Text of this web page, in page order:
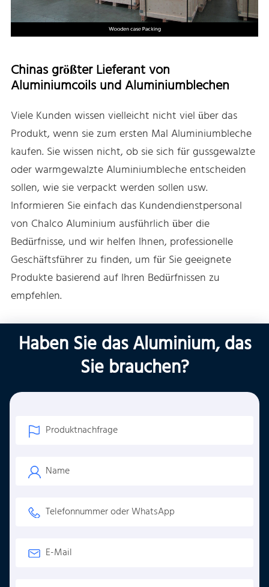
Chinas größter Lieferant von
Aluminiumcoils und Aluminiumblechen
Viele Kunden wissen vielleicht nicht viel über das
Produkt, wenn sie zum ersten Mal Aluminiumbleche
kaufen. Sie wissen nicht, ob sie sich für gussgewalzte
oder warmgewalzte Aluminiumbleche entscheiden
sollen, wie sie verpackt werden sollen usw.
Informieren Sie einfach das Kundendienstpersonal
von Chalco Aluminium ausführlich über die
Bedürfnisse, und wir helfen Ihnen, professionelle
Geschäftsführer zu finden, um für Sie geeignete
Produkte basierend auf Ihren Bedürfnissen zu
empfehlen.
Haben Sie das Aluminium, das
Sie brauchen?